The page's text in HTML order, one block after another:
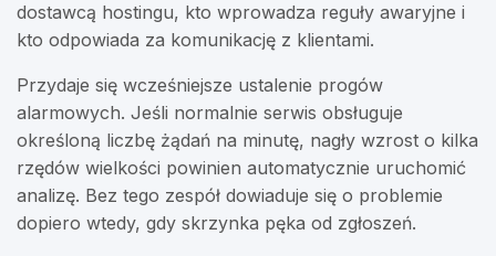
dostawcą hostingu, kto wprowadza reguły awaryjne i
kto odpowiada za komunikację z klientami.
Przydaje się wcześniejsze ustalenie progów
alarmowych. Jeśli normalnie serwis obsługuje
określoną liczbę żądań na minutę, nagły wzrost o kilka
rzędów wielkości powinien automatycznie uruchomić
analizę. Bez tego zespół dowiaduje się o problemie
dopiero wtedy, gdy skrzynka pęka od zgłoszeń.